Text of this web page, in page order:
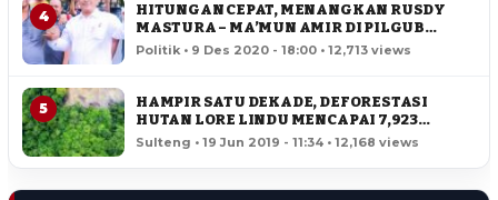
4
HITUNGAN CEPAT, MENANGKAN RUSDY
MASTURA – MA’MUN AMIR DI PILGUB
SULTENG
Politik • 9 Des 2020 - 18:00 • 12,713 views
5
HAMPIR SATU DEKADE, DEFORESTASI
HUTAN LORE LINDU MENCAPAI 7,923
HEKTAR
Sulteng • 19 Jun 2019 - 11:34 • 12,168 views